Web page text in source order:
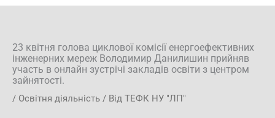
23 квітня голова циклової комісії енергоефективних
інженерних мереж Володимир Данилишин прийняв
участь в онлайн зустрічі закладів освіти з центром
зайнятості.
/ Освітня діяльність / Від ТЕФК НУ "ЛП"